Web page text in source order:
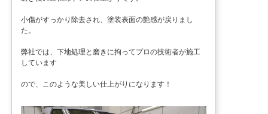
小傷がすっかり除去され、塗装表面の艶感が戻りまし
た。
弊社では、下地処理と磨きに拘ってプロの技術者が施工
しています
ので、このような美しい仕上がりになります！